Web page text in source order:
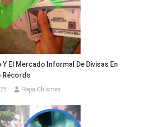
Y El Mercado Informal De Divisas En
Récords
Repa Chismes